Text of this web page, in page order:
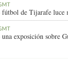
de Tijarafe luce
exposición sobre